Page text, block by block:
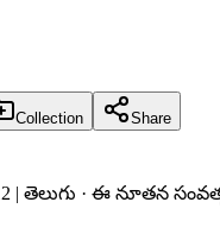
Collection Share
| తెలుగు · ఈ నూతన